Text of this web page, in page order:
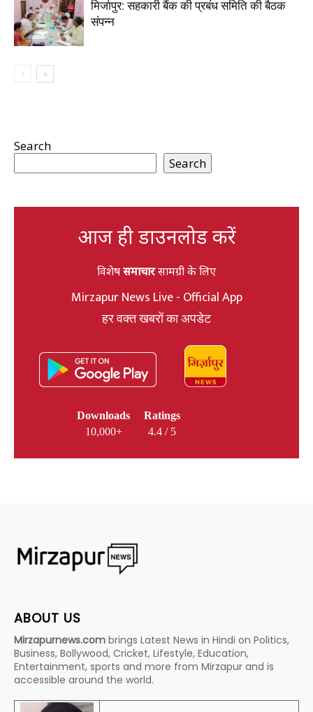
मिर्जापुर: सहकारी बैंक की प्रबंध समिति की बैठक
संपन्न
Search
Search
आज ही डाउनलोड करें
विशेषसमाचारसामग्री के लिए
Mirzapur News Live - Official App
हर वक्त खबरों का अपडेट
Downloads
10,000+
Ratings
4.4 / 5
ABOUT US
Mirzapurnews.com brings Latest News in Hindi on Politics,
Business, Bollywood, Cricket, Lifestyle, Education,
Entertainment, sports and more from Mirzapur and is
accessible around the world.